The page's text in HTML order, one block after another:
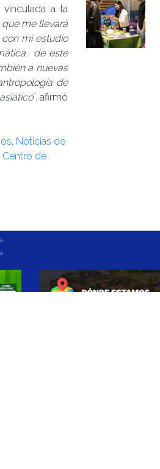
a la
me llevará
mi estudio
de este
a nuevas
de
”, afirmó
, Noticias de
Centro de